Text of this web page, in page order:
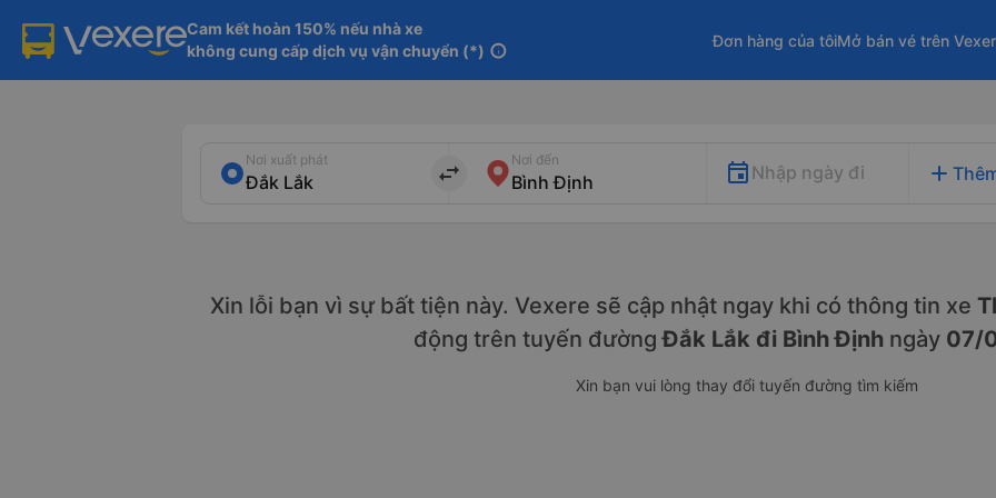
Cam kết hoàn 150% nếu nhà xe
không cung cấp dịch vụ vận chuyển (*) info
Đơn hàng của tôiMở bán vé trên
Nơi xuất phát
import_export
Nơi đến
Nhập ngày đi add
Xin lỗi bạn vì sự bất tiện này. Vexere sẽ cập nhật ngay khi có thông tin xe
động trên tuyến đườngĐắk Lắk đi Bình Địnhngày 07/
Xin bạn vui lòng thay đổi tuyến đường tìm kiếm